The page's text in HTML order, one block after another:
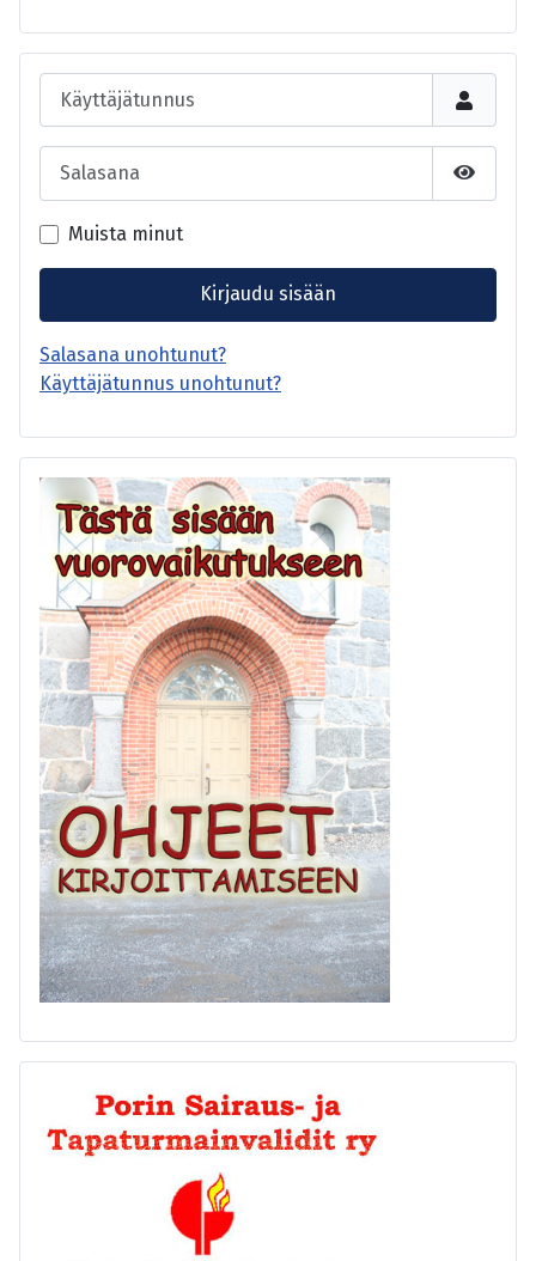
Käyttäjätunnus
Salasana
Näytä
Muista minut
Kirjaudu sisään
Salasana unohtunut?
Käyttäjätunnus unohtunut?